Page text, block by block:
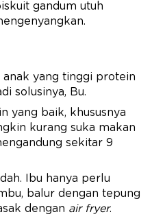
gandum utuh
yang tinggi protein
solusinya, Bu.
yang baik, khususnya
kurang suka makan
sekitar 9
Ibu hanya perlu
balur dengan tepung
dengan air fryer.